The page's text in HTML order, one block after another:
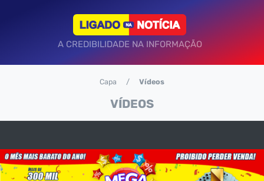
A CREDIBILIDADE NA INFORMAÇÃO
VÍDEOS
Capa Vídeos